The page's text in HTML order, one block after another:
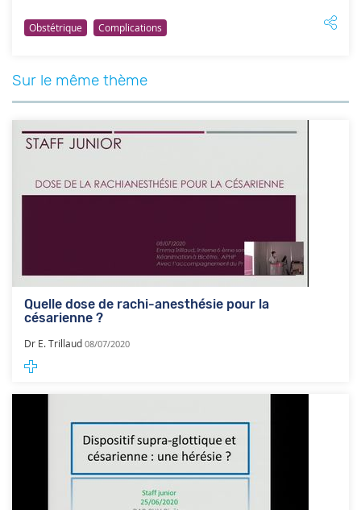
Obstétrique Complications
Sur le même thème
Quelle dose de rachi-anesthésie pour la
césarienne ?
Dr E. Trillaud 08/07/2020